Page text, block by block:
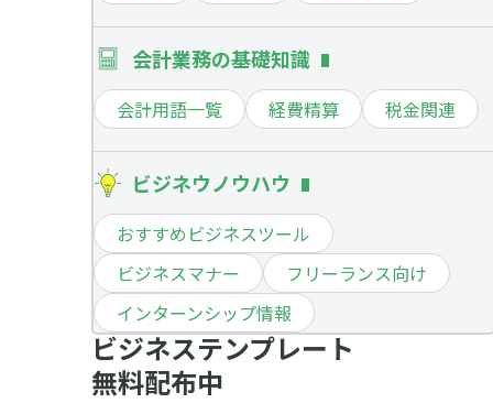
会計業務の基礎知識
会計用語一覧 経費精算 税金関連
ビジネウノウハウ
おすすめビジネスツール
ビジネスマナー
フリーランス向け
インターンシップ情報
ビジネステンプレート
無料配布中